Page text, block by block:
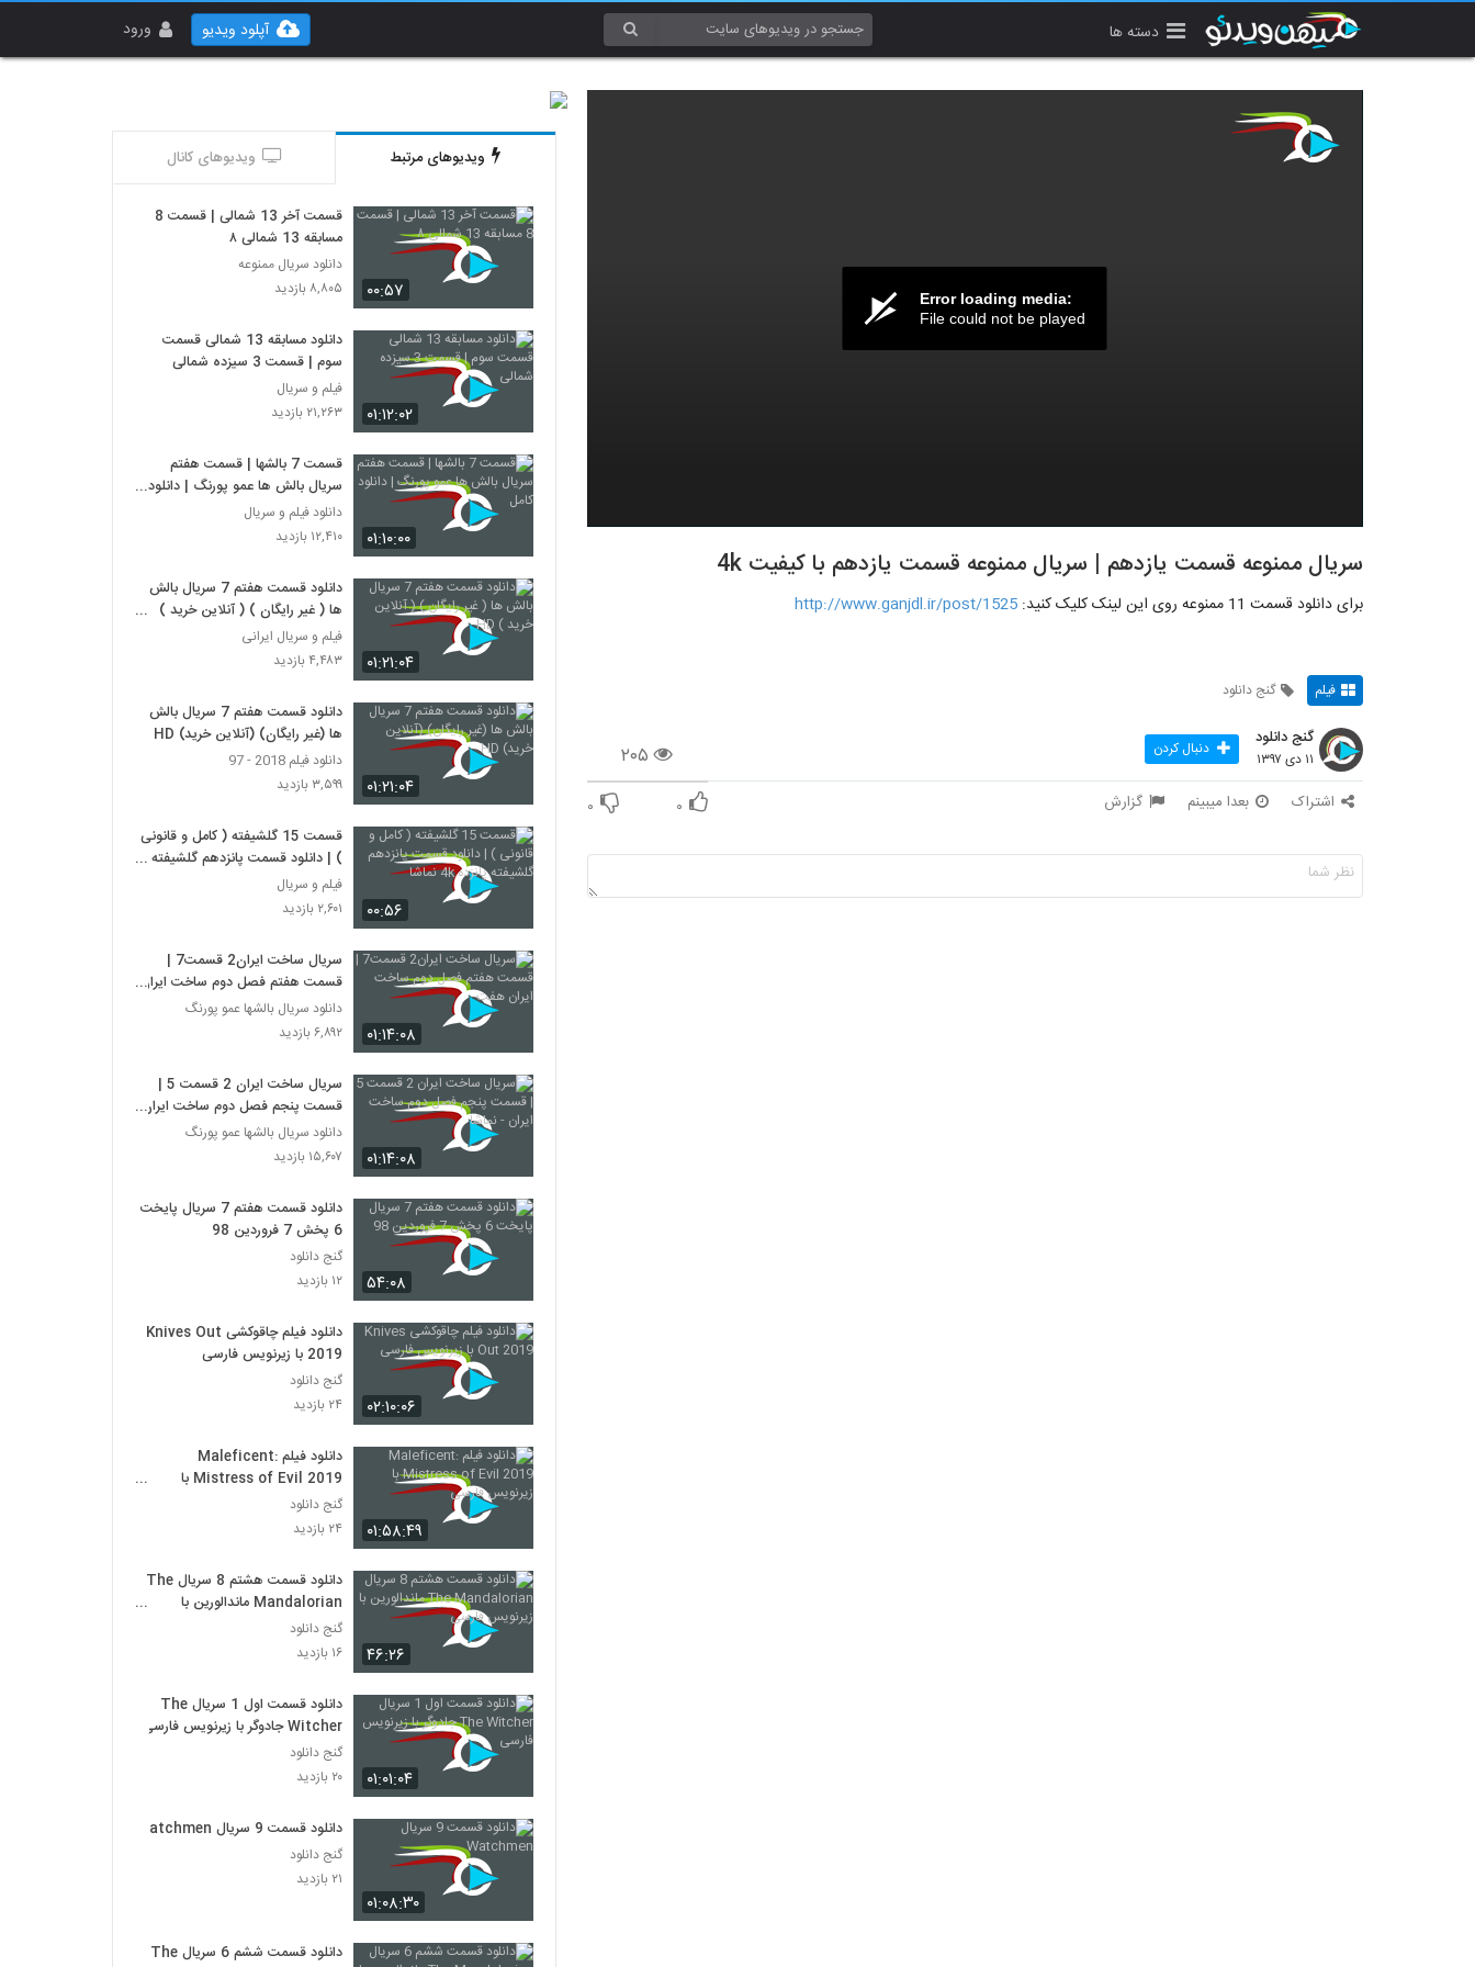
دسته ها ورود آپلود ویدیو
Error loading media:
File could not be played
سریال ممنوعه قسمت یازدهم | سریال ممنوعه قسمت یازدهم با کیفیت 4k
برای دانلود قسمت 11 ممنوعه روی این لینک کلیک کنید: http://www.ganjdl.ir/post/1525
فیلم گنج دانلود
۲۰۵
گنج دانلود
۱۱ دی ۱۳۹۷ دنبال کردن
اشتراک بعدا میبینم گزارش ۰ ۰
ویدیوهای مرتبط ویدیوهای کانال
۰۰:۵۷
قسمت آخر 13 شمالی | قسمت 8
مسابقه 13 شمالی ۸
دانلود سریال ممنوعه
۸,۸۰۵ بازدید
۰۱:۱۲:۰۲
دانلود مسابقه 13 شمالی قسمت
سوم | قسمت 3 سیزده شمالی
فیلم و سریال
۲۱,۲۶۳ بازدید
۰۱:۱۰:۰۰
قسمت 7 بالشها | قسمت هفتم
سریال بالش ها عمو پورنگ | دانلود
کامل
دانلود فیلم و سریال
۱۲,۴۱۰ بازدید
۰۱:۲۱:۰۴
دانلود قسمت هفتم 7 سریال بالش
ها ( غیر رایگان ) ( آنلاین خرید )
HD
فیلم و سریال ایرانی
۴,۴۸۳ بازدید
۰۱:۲۱:۰۴
دانلود قسمت هفتم 7 سریال بالش
ها (غیر رایگان) (آنلاین خرید) HD
دانلود فیلم 2018 - 97
۳,۵۹۹ بازدید
۰۰:۵۶
قسمت 15 گلشیفته ( کامل و قانونی
) | دانلود قسمت پانزدهم گلشیفته
پانزده 4k نماشا
فیلم و سریال
۲,۶۰۱ بازدید
۰۱:۱۴:۰۸
سریال ساخت ایران2 قسمت7 |
قسمت هفتم فصل دوم ساخت ایران
هفت
دانلود سریال بالشها عمو پورنگ
۶,۸۹۲ بازدید
۰۱:۱۴:۰۸
سریال ساخت ایران 2 قسمت 5 |
قسمت پنجم فصل دوم ساخت ایران
- نماشا
دانلود سریال بالشها عمو پورنگ
۱۵,۶۰۷ بازدید
۵۴:۰۸
دانلود قسمت هفتم 7 سریال پایخت
6 پخش 7 فروردین 98
گنج دانلود
۱۲ بازدید
۰۲:۱۰:۰۶
دانلود فیلم چاقوکشی Knives Out
2019 با زیرنویس فارسی
گنج دانلود
۲۴ بازدید
۰۱:۵۸:۴۹
دانلود فیلم Maleficent:
Mistress of Evil 2019 با
زیرنویس فارسی
گنج دانلود
۲۴ بازدید
۴۶:۲۶
دانلود قسمت هشتم 8 سریال The
Mandalorian ماندالورین با
زیرنویس فارسی
گنج دانلود
۱۶ بازدید
۰۱:۰۱:۰۴
دانلود قسمت اول 1 سریال The
Witcher جادوگر با زیرنویس فارسی
گنج دانلود
۲۰ بازدید
۰۱:۰۸:۳۰
دانلود قسمت 9 سریال Watchmen
گنج دانلود
۲۱ بازدید
دانلود قسمت ششم 6 سریال The